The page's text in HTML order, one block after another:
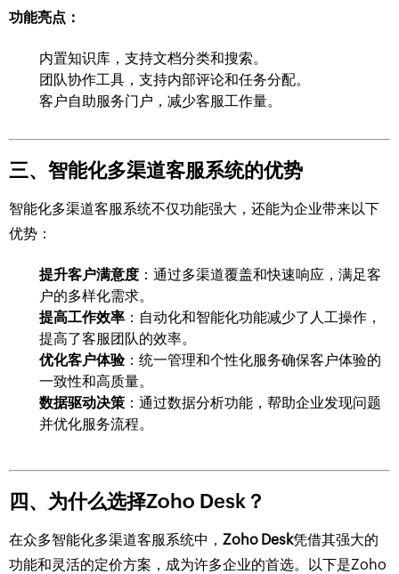
功能亮点：
内置知识库，支持文档分类和搜索。
团队协作工具，支持内部评论和任务分配。
客户自助服务门户，减少客服工作量。
三、智能化多渠道客服系统的优势
智能化多渠道客服系统不仅功能强大，还能为企业带来以下
优势：
提升客户满意度 ：通过多渠道覆盖和快速响应，满足客
户的多样化需求。
提高工作效率 ：自动化和智能化功能减少了人工操作，
提高了客服团队的效率。
优化客户体验：统一管理和个性化服务确保客户体验的
一致性和高质量。
数据驱动决策 ：通过数据分析功能，帮助企业发现问题
并优化服务流程。
四、为什么选择Zoho Desk？
在众多智能化多渠道客服系统中， Zoho Desk凭借其强大的
功能和灵活的定价方案，成为许多企业的首选。以下是Zoho